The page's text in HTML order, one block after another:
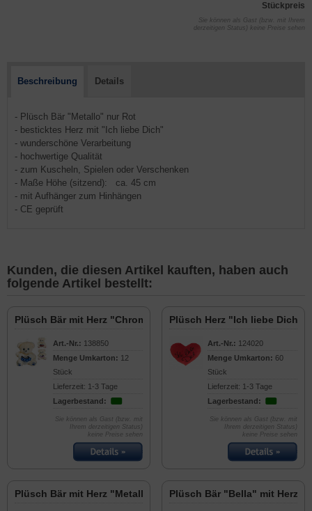
Stückpreis
Sie können als Gast (bzw. mit Ihrem
derzeitigen Status) keine Preise sehen
Beschreibung Details
- Plüsch Bär "Metallo" nur Rot
- besticktes Herz mit "Ich liebe Dich"
- wunderschöne Verarbeitung
- hochwertige Qualität
- zum Kuscheln, Spielen oder Verschenken
- Maße Höhe (sitzend): ca. 45 cm
- mit Aufhänger zum Hinhängen
- CE geprüft
Kunden, die diesen Artikel kauften, haben auch
folgende Artikel bestellt:
Plüsch Bär mit Herz "Chrom" 40cm
Art.-Nr.: 138850
Menge Umkarton: 12
Stück
Lieferzeit: 1-3 Tage
Lagerbestand:
Sie können als Gast (bzw. mit
Ihrem derzeitigen Status)
keine Preise sehen
Plüsch Herz "Ich liebe Dich"
Art.-Nr.: 124020
Menge Umkarton: 60
Stück
Lieferzeit: 1-3 Tage
Lagerbestand:
Sie können als Gast (bzw. mit
Ihrem derzeitigen Status)
keine Preise sehen
Plüsch Bär mit Herz "Metallo-Rot" 60cmPlüsch Bär "Bella" mit Herz